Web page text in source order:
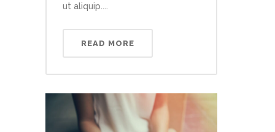
ut aliquip....
READ MORE